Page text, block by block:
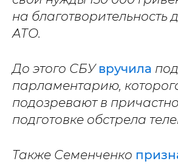
на благотворительность
АТО.
До этого СБУвручила
парламентарию,
подозревают в
подготовке обстрела
Также Семенченко